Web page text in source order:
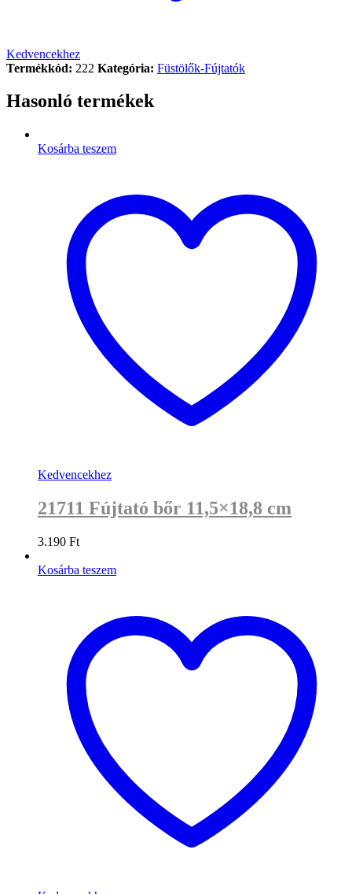
Kedvencekhez
Termékkód: 222 Kategória: Füstölők-Fújtatók
Hasonló termékek
Kosárba teszem
Kedvencekhez
21711 Fújtató bőr 11,5×18,8 cm
3.190 Ft
Kosárba teszem